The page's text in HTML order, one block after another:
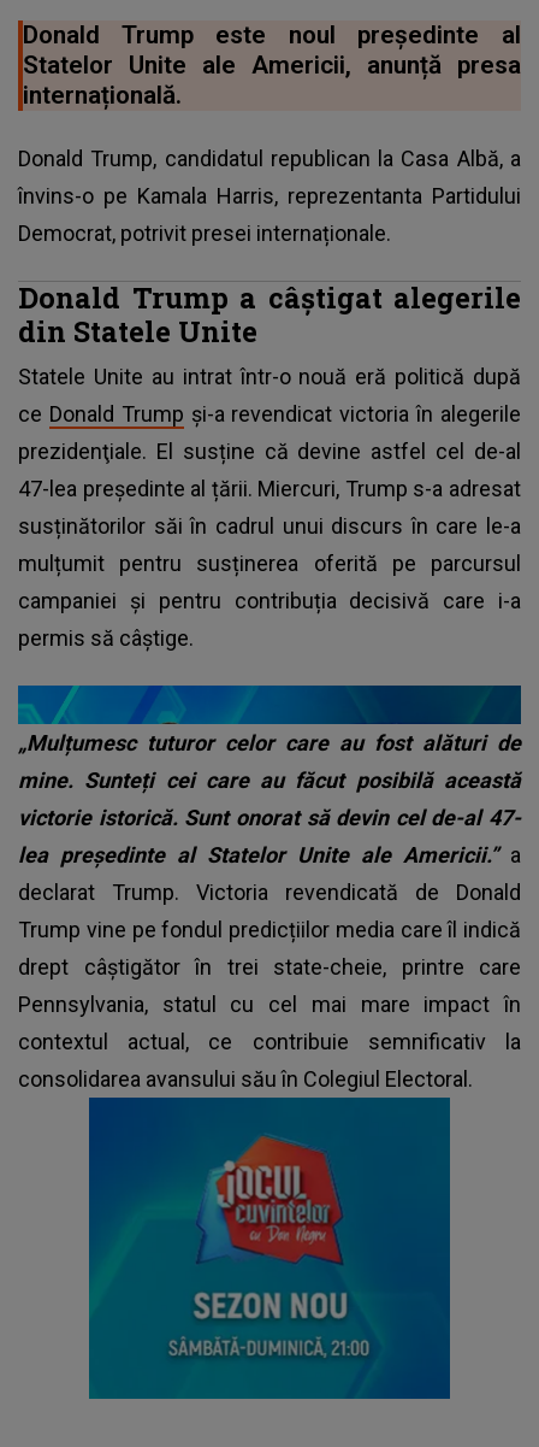
Donald Trump este noul președinte al
Statelor Unite ale Americii, anunță presa
internațională.
Donald Trump, candidatul republican la Casa Albă, a
învins-o pe Kamala Harris, reprezentanta Partidului
Democrat, potrivit presei internaționale.
Donald Trump a câștigat alegerile
din Statele Unite
Statele Unite au intrat într-o nouă eră politică după
ce Donald Trump și-a revendicat victoria în alegerile
prezidenţiale. El susține că devine astfel cel de-al
47-lea preşedinte al țării. Miercuri, Trump s-a adresat
susținătorilor săi în cadrul unui discurs în care le-a
mulțumit pentru susținerea oferită pe parcursul
campaniei și pentru contribuția decisivă care i-a
permis să câștige.
„Mulțumesc tuturor celor care au fost alături de
mine. Sunteți cei care au făcut posibilă această
victorie istorică. Sunt onorat să devin cel de-al 47-
lea președinte al Statelor Unite ale Americii.” a
declarat Trump. Victoria revendicată de Donald
Trump vine pe fondul predicțiilor media care îl indică
drept câștigător în trei state-cheie, printre care
Pennsylvania, statul cu cel mai mare impact în
contextul actual, ce contribuie semnificativ la
consolidarea avansului său în Colegiul Electoral.